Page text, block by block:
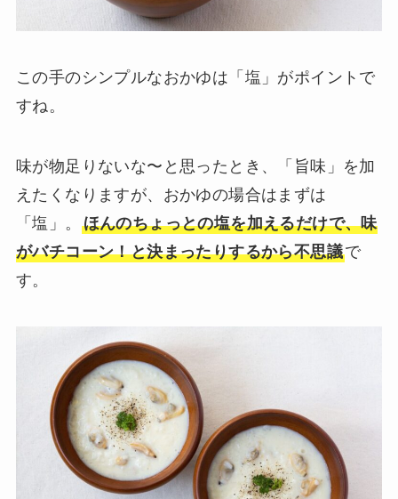
この手のシンプルなおかゆは「塩」がポイントで
すね。
味が物足りないな〜と思ったとき、「旨味」を加
えたくなりますが、おかゆの場合はまずは
「塩」。 ほんのちょっとの塩を加えるだけで、味
がバチコーン！と決まったりするから不思議で
す。